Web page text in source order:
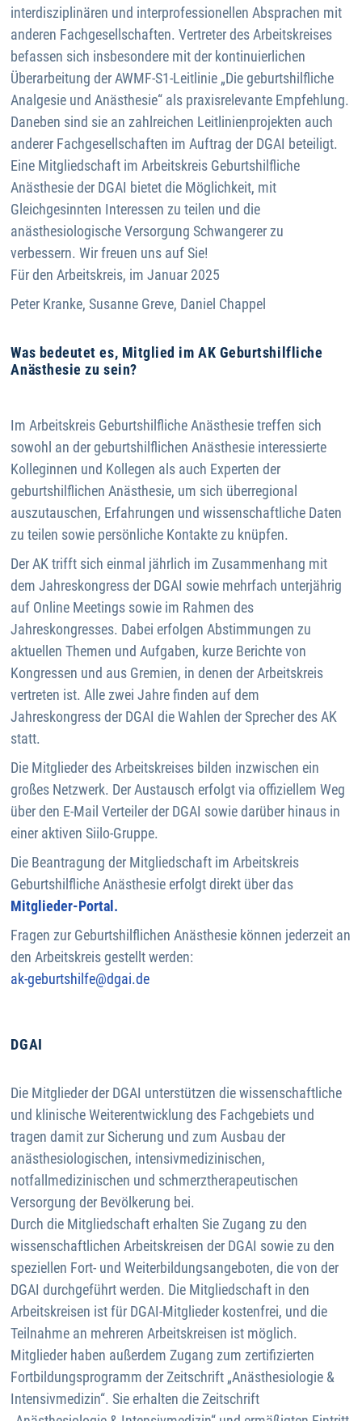
interdisziplinären und interprofessionellen Absprachen mit
anderen Fachgesellschaften. Vertreter des Arbeitskreises
befassen sich insbesondere mit der kontinuierlichen
Überarbeitung der AWMF-S1-Leitlinie „Die geburtshilfliche
Analgesie und Anästhesie“ als praxisrelevante Empfehlung.
Daneben sind sie an zahlreichen Leitlinienprojekten auch
anderer Fachgesellschaften im Auftrag der DGAI beteiligt.
Eine Mitgliedschaft im Arbeitskreis Geburtshilfliche
Anästhesie der DGAI bietet die Möglichkeit, mit
Gleichgesinnten Interessen zu teilen und die
anästhesiologische Versorgung Schwangerer zu
verbessern. Wir freuen uns auf Sie!
Für den Arbeitskreis, im Januar 2025
Peter Kranke, Susanne Greve, Daniel Chappel
Was bedeutet es, Mitglied im AK Geburtshilfliche
Anästhesie zu sein?
Im Arbeitskreis Geburtshilfliche Anästhesie treffen sich
sowohl an der geburtshilflichen Anästhesie interessierte
Kolleginnen und Kollegen als auch Experten der
geburtshilflichen Anästhesie, um sich überregional
auszutauschen, Erfahrungen und wissenschaftliche Daten
zu teilen sowie persönliche Kontakte zu knüpfen.
Der AK trifft sich einmal jährlich im Zusammenhang mit
dem Jahreskongress der DGAI sowie mehrfach unterjährig
auf Online Meetings sowie im Rahmen des
Jahreskongresses. Dabei erfolgen Abstimmungen zu
aktuellen Themen und Aufgaben, kurze Berichte von
Kongressen und aus Gremien, in denen der Arbeitskreis
vertreten ist. Alle zwei Jahre finden auf dem
Jahreskongress der DGAI die Wahlen der Sprecher des AK
statt.
Die Mitglieder des Arbeitskreises bilden inzwischen ein
großes Netzwerk. Der Austausch erfolgt via offiziellem Weg
über den E-Mail Verteiler der DGAI sowie darüber hinaus in
einer aktiven Siilo-Gruppe.
Die Beantragung der Mitgliedschaft im Arbeitskreis
Geburtshilfliche Anästhesie erfolgt direkt über das
Mitglieder-Portal.
Fragen zur Geburtshilflichen Anästhesie können jederzeit an
den Arbeitskreis gestellt werden:
ak-geburtshilfe@dgai.de
DGAI
Die Mitglieder der DGAI unterstützen die wissenschaftliche
und klinische Weiterentwicklung des Fachgebiets und
tragen damit zur Sicherung und zum Ausbau der
anästhesiologischen, intensivmedizinischen,
notfallmedizinischen und schmerztherapeutischen
Versorgung der Bevölkerung bei.
Durch die Mitgliedschaft erhalten Sie Zugang zu den
wissenschaftlichen Arbeitskreisen der DGAI sowie zu den
speziellen Fort- und Weiterbildungsangeboten, die von der
DGAI durchgeführt werden. Die Mitgliedschaft in den
Arbeitskreisen ist für DGAI-Mitglieder kostenfrei, und die
Teilnahme an mehreren Arbeitskreisen ist möglich.
Mitglieder haben außerdem Zugang zum zertifizierten
Fortbildungsprogramm der Zeitschrift „Anästhesiologie &
Intensivmedizin“. Sie erhalten die Zeitschrift